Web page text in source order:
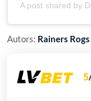
A post shared by
Autors: Rainers Rogs
5